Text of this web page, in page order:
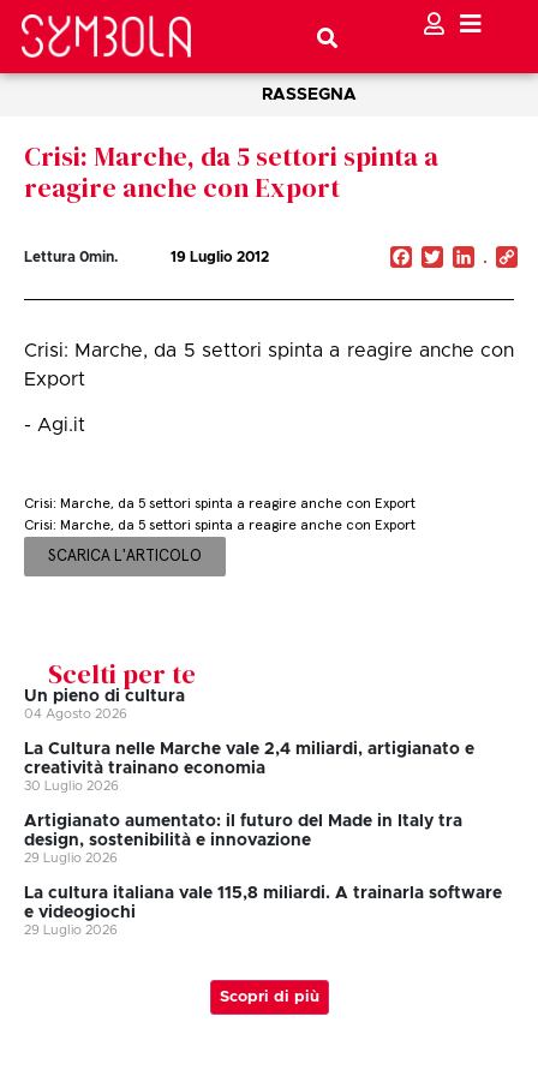
RASSEGNA
Crisi: Marche, da 5 settori spinta a
reagire anche con Export
Lettura 0min. 19 Luglio 2012 Facebook
Twitter
Crisi: Marche, da 5 settori spinta a reagire anche con
Export
- Agi.it
Crisi: Marche, da 5 settori spinta a reagire anche con Export
Crisi: Marche, da 5 settori spinta a reagire anche con Export
SCARICA L'ARTICOLO
Scelti per te
Un pieno di cultura
04 Agosto 2026
La Cultura nelle Marche vale 2,4 miliardi, artigianato e
creatività trainano economia
30 Luglio 2026
Artigianato aumentato: il futuro del Made in Italy tra
design, sostenibilità e innovazione
29 Luglio 2026
La cultura italiana vale 115,8 miliardi. A trainarla software
e videogiochi
29 Luglio 2026
Scopri di più